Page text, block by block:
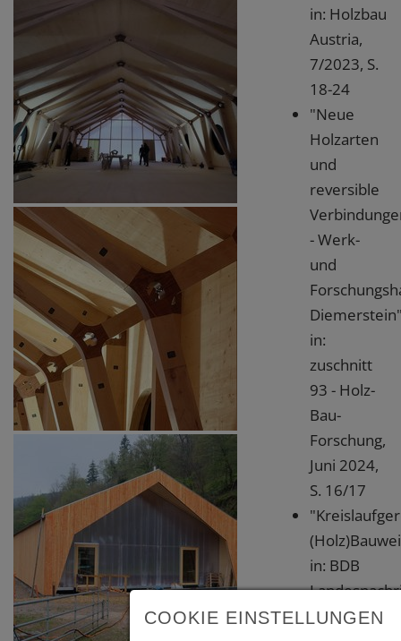
in: Holzbau
Austria,
7/2023, S.
18-24
"Neue
Holzarten
und
reversible
- Werk-
und
in:
zuschnitt
93 - Holz-
Bau-
Forschung,
Juni 2024,
S. 16/17
in: BDB
COOKIE EINSTELLUNGEN